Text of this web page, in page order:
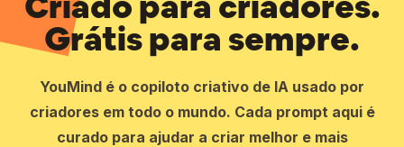
Grátis para sempre.
YouMind é o copiloto criativo de IA usado por
criadores em todo o mundo. Cada prompt aqui é
curado para ajudar a criar melhor e mais